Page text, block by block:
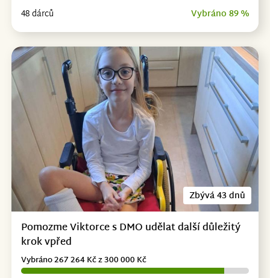
48 dárců Vybráno 89 %
Zbývá 43 dnů
Pomozme Viktorce s DMO udělat další důležitý
krok vpřed
Vybráno 267 264 Kč z 300 000 Kč